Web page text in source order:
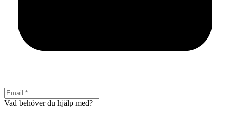
Vad behöver du hjälp med?